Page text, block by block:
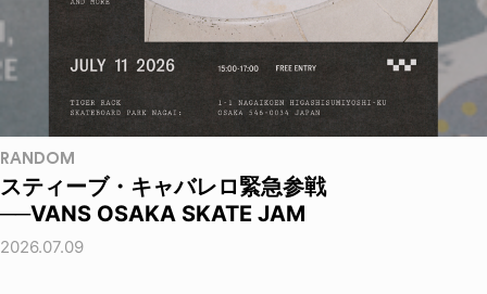
RANDOM
スティーブ・キャバレロ緊急参戦
──VANS OSAKA SKATE JAM
2026.07.09